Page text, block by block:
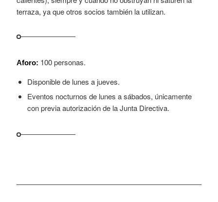
terraza, ya que otros socios también la utilizan.
Aforo: 100 personas.
Disponible de lunes a jueves.
Eventos nocturnos de lunes a sábados, únicamente
con previa autorización de la Junta Directiva.